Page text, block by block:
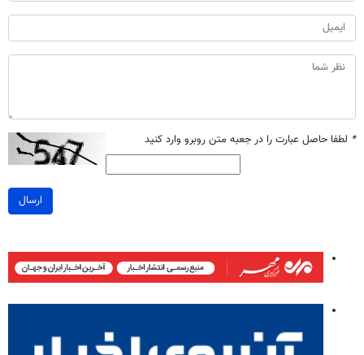
* لطفا حاصل عبارت را در جعبه متن روبرو وارد کنید
ارسال